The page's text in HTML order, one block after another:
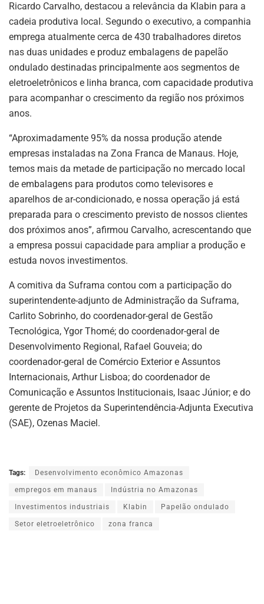
Ricardo Carvalho, destacou a relevância da Klabin para a
cadeia produtiva local. Segundo o executivo, a companhia
emprega atualmente cerca de 430 trabalhadores diretos
nas duas unidades e produz embalagens de papelão
ondulado destinadas principalmente aos segmentos de
eletroeletrônicos e linha branca, com capacidade produtiva
para acompanhar o crescimento da região nos próximos
anos.
“Aproximadamente 95% da nossa produção atende
empresas instaladas na Zona Franca de Manaus. Hoje,
temos mais da metade de participação no mercado local
de embalagens para produtos como televisores e
aparelhos de ar-condicionado, e nossa operação já está
preparada para o crescimento previsto de nossos clientes
dos próximos anos”, afirmou Carvalho, acrescentando que
a empresa possui capacidade para ampliar a produção e
estuda novos investimentos.
A comitiva da Suframa contou com a participação do
superintendente-adjunto de Administração da Suframa,
Carlito Sobrinho, do coordenador-geral de Gestão
Tecnológica, Ygor Thomé; do coordenador-geral de
Desenvolvimento Regional, Rafael Gouveia; do
coordenador-geral de Comércio Exterior e Assuntos
Internacionais, Arthur Lisboa; do coordenador de
Comunicação e Assuntos Institucionais, Isaac Júnior; e do
gerente de Projetos da Superintendência-Adjunta Executiva
(SAE), Ozenas Maciel.
Tags: Desenvolvimento econômico Amazonas
empregos em manaus Indústria no Amazonas
Investimentos industriais Klabin Papelão ondulado
Setor eletroeletrônico zona franca